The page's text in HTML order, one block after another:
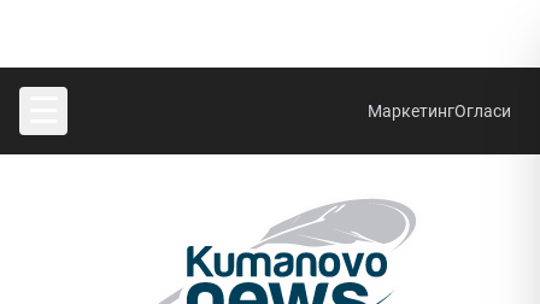
МаркетингОгласи